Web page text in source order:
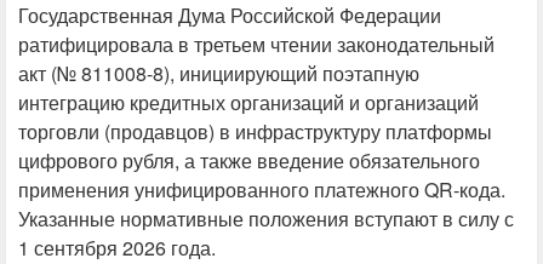
Государственная Дума Российской Федерации
ратифицировала в третьем чтении законодательный
акт (№ 811008-8), инициирующий поэтапную
интеграцию кредитных организаций и организаций
торговли (продавцов) в инфраструктуру платформы
цифрового рубля, а также введение обязательного
применения унифицированного платежного QR-кода.
Указанные нормативные положения вступают в силу с
1 сентября 2026 года.